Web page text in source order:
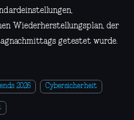
Wiederherstellungsplan, der
getestet wurde.
2026 Cybersicherheit